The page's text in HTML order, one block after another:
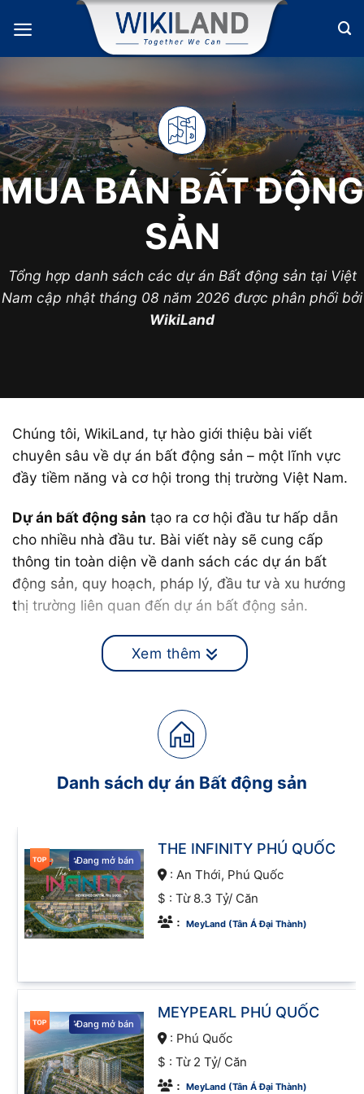
qua
nội
MUA BÁN BẤT ĐỘNG
SẢN
Tổng hợp danh sách các dự án Bất động sản tại Việt
Nam cập nhật tháng 08 năm 2026 được phân phối bởi
WikiLand
Chúng tôi, WikiLand, tự hào giới thiệu bài viết
chuyên sâu về dự án bất động sản – một lĩnh vực
đầy tiềm năng và cơ hội trong thị trường Việt Nam.
Dự án bất động sản tạo ra cơ hội đầu tư hấp dẫn
cho nhiều nhà đầu tư. Bài viết này sẽ cung cấp
thông tin toàn diện về danh sách các dự án bất
động sản, quy hoạch, pháp lý, đầu tư và xu hướng
thị trường liên quan đến dự án bất động sản.
Từ việc hiểu rõ quy trình phát triển dự án đến phân
tích lợi nhuận và rủi ro, chúng tôi sẽ giúp bạn nắm
[tocer settings_id=36286]
dự án bất động sản
Dự án bất động sản đóng vai trò quan trọng trong
Chúng bao gồm các công trình xây dựng quy mô
lớn như khu dân cư, khu đô thị mới, trung tâm
thương mại, và khu công nghiệp . Sự phát triển của
các dự án này không chỉ tạo ra không gian sống và
làm việc mới mà còn thúc đẩy tăng trưởng kinh tế
địa phương.
Xem thêm
Danh sách dự án Bất động sản
Đang mở bán
THE INFINITY PHÚ QUỐC
:An Thới, Phú Quốc
$ :Từ 8.3 Tỷ/ Căn
: MeyLand (Tân Á Đại Thành)
Đang mở bán
MEYPEARL PHÚ QUỐC
: Phú Quốc
$ :Từ 2 Tỷ/ Căn
: MeyLand (Tân Á Đại Thành)